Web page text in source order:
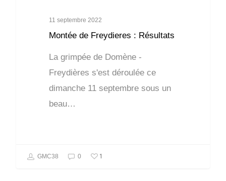
11 septembre 2022
Montée de Freydieres : Résultats
La grimpée de Domène -
Freydières s'est déroulée ce
dimanche 11 septembre sous un
beau…
GMC38 0 1